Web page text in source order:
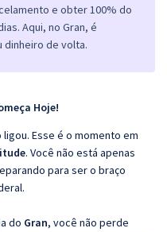
e obter 100% do
Aqui, no Gran, é
dinheiro de volta.
Hoje!
Esse é o momento em
. Você não está apenas
para ser o braço
do Gran, você não perde